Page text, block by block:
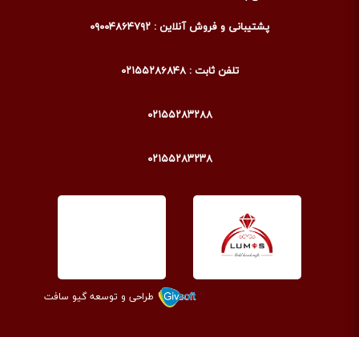
پشتیبانی و فروش آنلاین : ۰۹۰۰۴۸۶۴۷۹۲
تلفن ثابت : ۰۲۱۵۵۲۸۶۸۴۸
۰۲۱۵۵۲۸۳۲۸۸
۰۲۱۵۵۲۸۳۲۳۸
طراحی و توسعه گیو سافت